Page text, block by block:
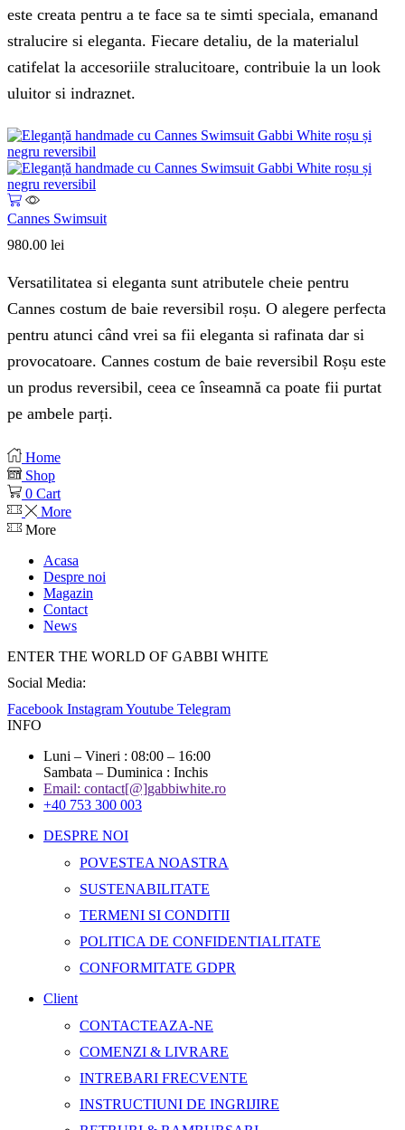
este creata pentru a te face sa te simti speciala, emanand
stralucire si eleganta. Fiecare detaliu, de la materialul
catifelat la accesoriile stralucitoare, contribuie la un look
uluitor si indraznet.
Cannes Swimsuit
980.00 lei
Versatilitatea si eleganta sunt atributele cheie pentru
Cannes costum de baie reversibil roșu. O alegere perfecta
pentru atunci când vrei sa fii eleganta si rafinata dar si
provocatoare. Cannes costum de baie reversibil Roșu este
un produs reversibil, ceea ce înseamnă ca poate fii purtat
pe ambele parți.
Home
Shop
0 Cart
More
More
Acasa
Despre noi
Magazin
Contact
News
ENTER THE WORLD OF GABBI WHITE
Social Media:
Facebook InstagramYoutube Telegram
INFO
Luni – Vineri : 08:00 – 16:00
Sambata – Duminica : Inchis
Email: contact[@]gabbiwhite.ro
+40 753 300 003
DESPRE NOI
POVESTEA NOASTRA
SUSTENABILITATE
TERMENI SI CONDITII
POLITICA DE CONFIDENTIALITATE
CONFORMITATE GDPR
Client
CONTACTEAZA-NE
COMENZI & LIVRARE
INTREBARI FRECVENTE
INSTRUCTIUNI DE INGRIJIRE